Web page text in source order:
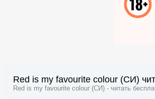
Red is my favourite colour (СИ)
Red is my favourite colour (СИ) - читать